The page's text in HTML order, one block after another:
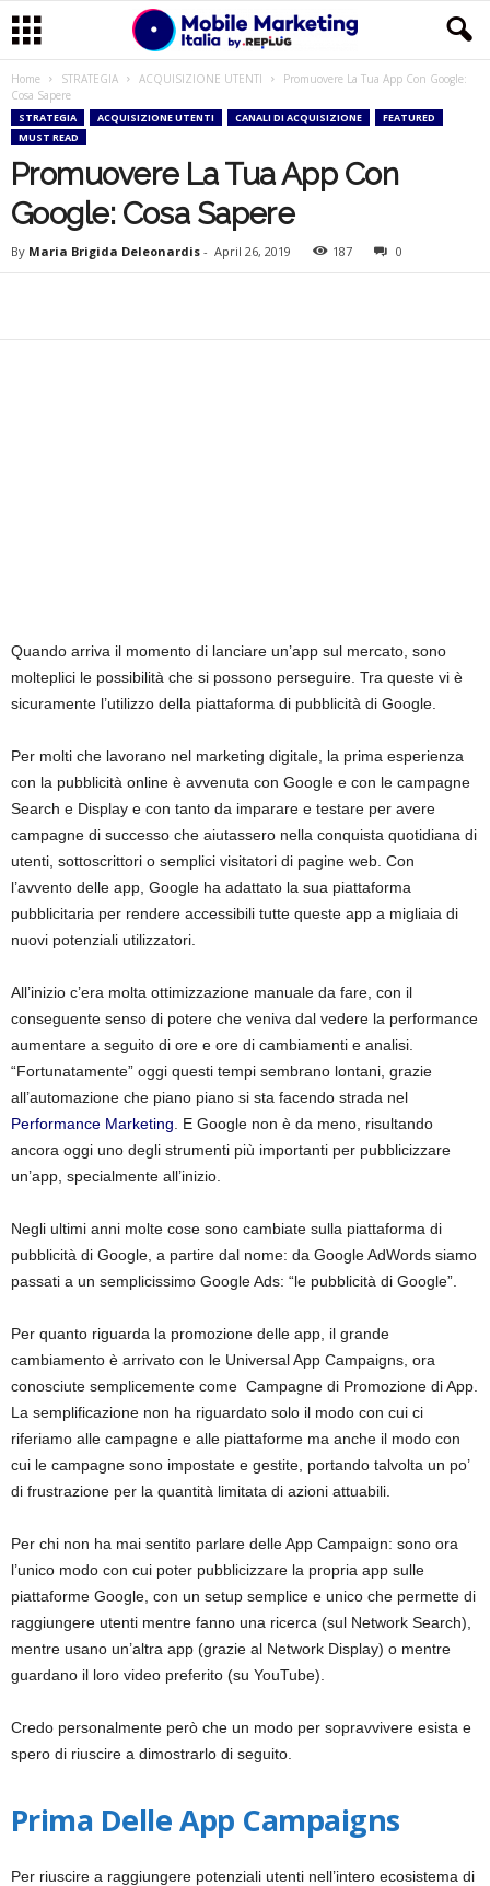
l
Home STRATEGIA ACQUISIZIONE UTENTI
Promuovere La Tua App Con Google:
Cosa Sapere
STRATEGIA ACQUISIZIONE UTENTI CANALI DI ACQUISIZIONE
FEATURED
MUST READ
Promuovere La Tua App Con
Google: Cosa Sapere
By Maria Brigida Deleonardis - April 26, 2019 187 0
Quando arriva il momento di lanciare un’app sul mercato, sono
molteplici le possibilità che si possono perseguire. Tra queste vi è
sicuramente l’utilizzo della piattaforma di pubblicità di Google.
Per molti che lavorano nel marketing digitale, la prima esperienza
con la pubblicità online è avvenuta con Google e con le campagne
Search e Display e con tanto da imparare e testare per avere
campagne di successo che aiutassero nella conquista quotidiana di
utenti, sottoscrittori o semplici visitatori di pagine web. Con
l’avvento delle app, Google ha adattato la sua piattaforma
pubblicitaria per rendere accessibili tutte queste app a migliaia di
nuovi potenziali utilizzatori.
All’inizio c’era molta ottimizzazione manuale da fare, con il
conseguente senso di potere che veniva dal vedere la performance
aumentare a seguito di ore e ore di cambiamenti e analisi.
“Fortunatamente” oggi questi tempi sembrano lontani, grazie
all’automazione che piano piano si sta facendo strada nel
Performance Marketing . E Google non è da meno, risultando
ancora oggi uno degli strumenti più importanti per pubblicizzare
un’app, specialmente all’inizio.
Negli ultimi anni molte cose sono cambiate sulla piattaforma di
pubblicità di Google, a partire dal nome: da Google AdWords siamo
passati a un semplicissimo Google Ads: “le pubblicità di Google”.
Per quanto riguarda la promozione delle app, il grande
cambiamento è arrivato con le Universal App Campaigns, ora
conosciute semplicemente come Campagne di Promozione di App.
La semplificazione non ha riguardato solo il modo con cui ci
riferiamo alle campagne e alle piattaforme ma anche il modo con
cui le campagne sono impostate e gestite, portando talvolta un po’
di frustrazione per la quantità limitata di azioni attuabili.
Per chi non ha mai sentito parlare delle App Campaign: sono ora
l’unico modo con cui poter pubblicizzare la propria app sulle
piattaforme Google, con un setup semplice e unico che permette di
raggiungere utenti mentre fanno una ricerca (sul Network Search),
mentre usano un’altra app (grazie al Network Display) o mentre
guardano il loro video preferito (su YouTube).
Credo personalmente però che un modo per sopravvivere esista e
spero di riuscire a dimostrarlo di seguito.
Prima Delle App Campaigns
Per riuscire a raggiungere potenziali utenti nell’intero ecosistema di